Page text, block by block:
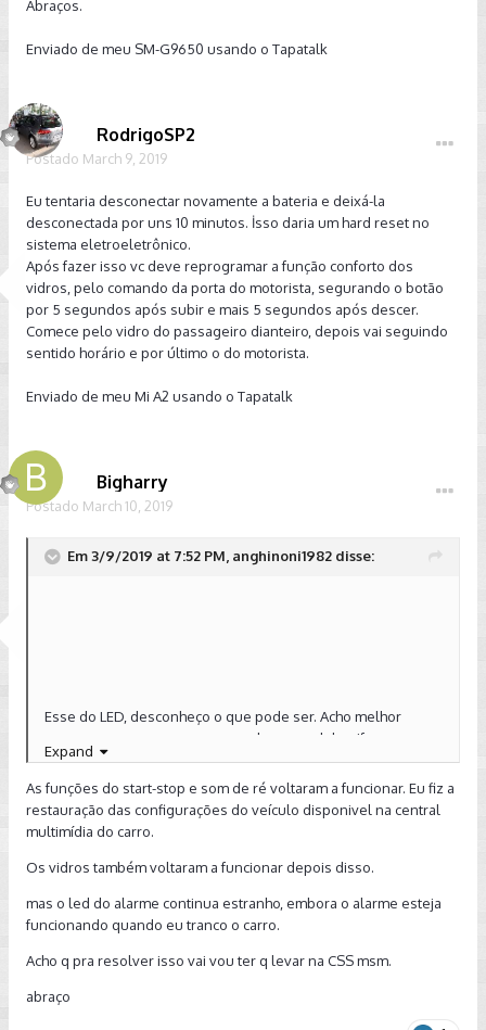
Abraços.
Enviado de meu SM-G9650 usando o Tapatalk
RodrigoSP2
Postado March 9, 2019
Eu tentaria desconectar novamente a bateria e deixá-la
desconectada por uns 10 minutos. İsso daria um hard reset no
sistema eletroeletrônico.
Após fazer isso vc deve reprogramar a função conforto dos
vidros, pelo comando da porta do motorista, segurando o botão
por 5 segundos após subir e mais 5 segundos após descer.
Comece pelo vidro do passageiro dianteiro, depois vai seguindo
sentido horário e por último o do motorista.
Enviado de meu Mi A2 usando o Tapatalk
Bigharry
Postado March 10, 2019
Em 3/9/2019 at 7:52 PM, anghinoni1982 disse:
Esse do LED, desconheço o que pode ser. Acho melhor
passar um scanner para ver se algum modulo pifou.
Sobre o vidro, fique segurando o botão por mais de 5
segundos tanto no modo se subir quanto no descer.
carregada, mesmo sendo nova. O certo é andar um pouco
Ja o barulho quando engata ré são 2 auto falantes dos
sensores dianteiro e traseiro. Eles não estão tocando?
Eu acho que quando trocou a sua bateria, deve ter zuado
Expand
As funções do start-stop e som de ré voltaram a funcionar. Eu fiz a
restauração das configurações do veículo disponivel na central
multimídia do carro.
Os vidros também voltaram a funcionar depois disso.
mas o led do alarme continua estranho, embora o alarme esteja
funcionando quando eu tranco o carro.
Acho q pra resolver isso vai vou ter q levar na CSS msm.
abraço